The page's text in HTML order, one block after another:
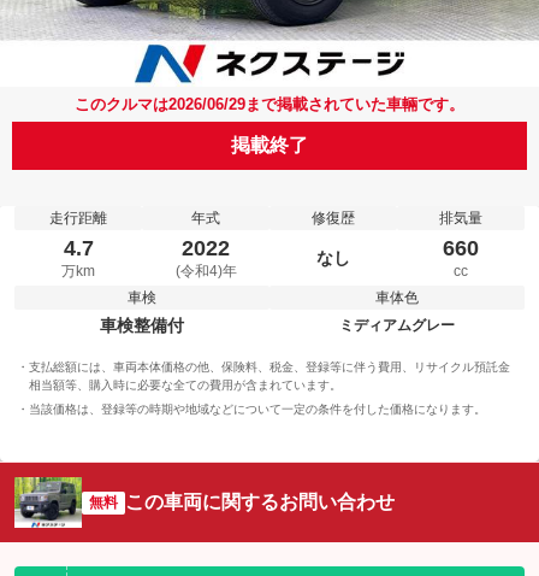
このクルマは2026/06/29まで掲載されていた車輛です。
掲載終了
走行距離
4.7
万km
年式
2022
(令和4)年
修復歴
なし
排気量
660
cc
車検
車検整備付
車体色
ミディアムグレー
支払総額には、車両本体価格の他、保険料、税金、登録等に伴う費用、リサイクル預託金
相当額等、購入時に必要な全ての費用が含まれています。
当該価格は、登録等の時期や地域などについて一定の条件を付した価格になります。
無料 この車両に関するお問い合わせ